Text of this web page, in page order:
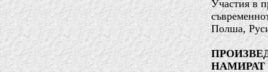
Участия в
Полша,
НАМИРАТ